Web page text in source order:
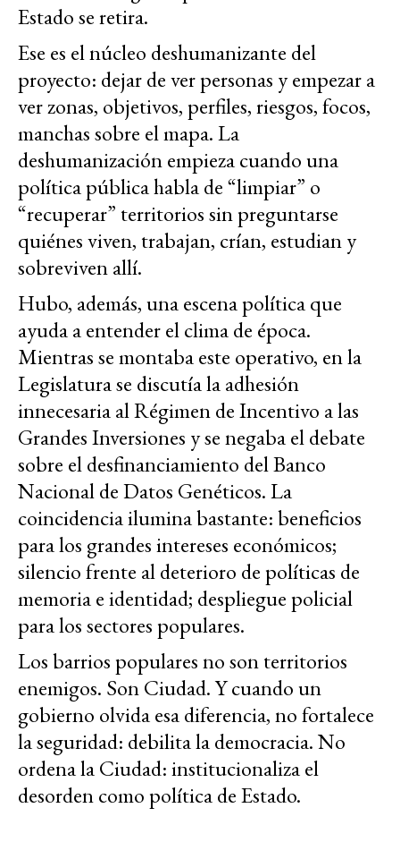
Estado se retira.
Ese es el núcleo deshumanizante del
proyecto: dejar de ver personas y empezar a
ver zonas, objetivos, perfiles, riesgos, focos,
manchas sobre el mapa. La
deshumanización empieza cuando una
política pública habla de “limpiar” o
“recuperar” territorios sin preguntarse
quiénes viven, trabajan, crían, estudian y
sobreviven allí.
Hubo, además, una escena política que
ayuda a entender el clima de época.
Mientras se montaba este operativo, en la
Legislatura se discutía la adhesión
innecesaria al Régimen de Incentivo a las
Grandes Inversiones y se negaba el debate
sobre el desfinanciamiento del Banco
Nacional de Datos Genéticos. La
coincidencia ilumina bastante: beneficios
para los grandes intereses económicos;
silencio frente al deterioro de políticas de
memoria e identidad; despliegue policial
para los sectores populares.
Los barrios populares no son territorios
enemigos. Son Ciudad. Y cuando un
gobierno olvida esa diferencia, no fortalece
la seguridad: debilita la democracia. No
ordena la Ciudad: institucionaliza el
desorden como política de Estado.